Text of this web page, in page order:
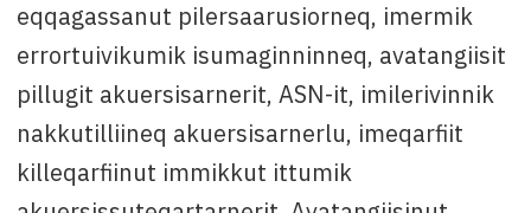
eqqagassanut pilersaarusiorneq, imermik
errortuivikumik isumaginninneq, avatangiisit
pillugit akuersisarnerit, ASN-it, imilerivinnik
nakkutilliineq akuersisarnerlu, imeqarfiit
killeqarfiinut immikkut ittumik